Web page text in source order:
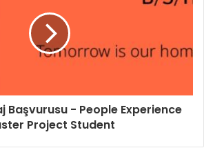
Başvurusu - People Experience
Project Student